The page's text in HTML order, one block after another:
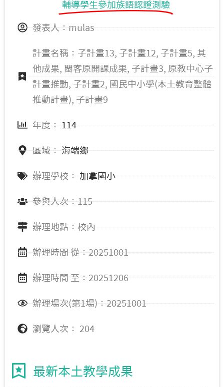
新生國中 (3) 東大附小 (2)
輔導學生參加族語認證測驗
發表人：mulas
計畫名稱：子計畫13, 子計畫12, 子計畫5, 其
他成果, 閩客原開課成果, 子計畫3, 原教中心子
計畫推動, 子計畫2, 國民中小學(本土教育整體
推動計畫), 子計畫9
年度： 114
區域： 海端鄉
辦理學校： 加拿國小
參與人次：115
辦理地點：校內
辦理時間 從：20251001
辦理時間 至：20251206
辦理場次(第1場)：20251001
瀏覽人次： 204
最新本土教學成果